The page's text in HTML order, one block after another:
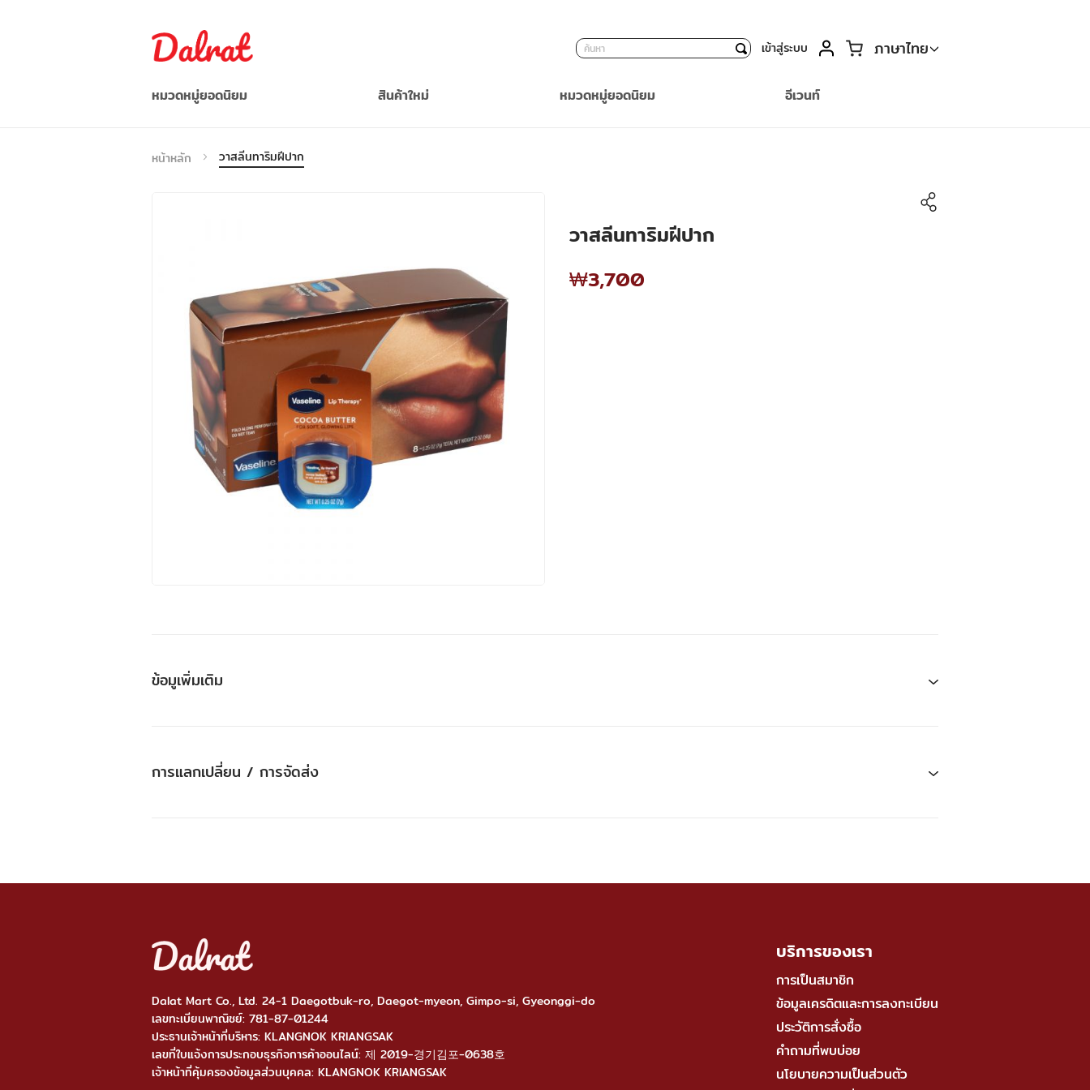
ตะกร้า
ค้นหาเข้าสู่ระบบ ภาษาไทย
หมวดหมู่ยอดนิยม
อาหาร/ผลไม้/ผัก
เวียดนาม
Indonesia
สินค้าใหม่ หมวดหมู่ยอดนิยม อีเวนท์
หน้าหลัก วาสลีนทาริมฝีปาก
วาสลีนทาริมฝีปาก
₩3,700
ข้อมูเพิ่มเติม
การแลกเปลี่ยน / การจัดส่ง
Dalat Mart Co., Ltd. 24-1 Daegotbuk-ro, Daegot-myeon, Gimpo-si, Gyeonggi-do
เลขทะเบียนพาณิชย์: 781-87-01244
ประธานเจ้าหน้าที่บริหาร: KLANGNOK KRIANGSAK
เลขที่ใบแจ้งการประกอบธุรกิจการค้าออนไลน์: 제 2019-경기김포-0638호
เจ้าหน้าที่คุ้มครองข้อมูลส่วนบุคคล: KLANGNOK KRIANGSAK
บริการของเรา
การเป็นสมาชิก
ข้อมูลเครดิตและการลงทะเบียน
ประวัติการสั่งซื้อ
คำถามที่พบบ่อย
นโยบายความเป็นส่วนตัว